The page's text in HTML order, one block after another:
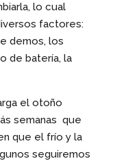
lo cual
factores:
demos, los
de batería, la
el otoño
semanas que
que el frío y la
seguiremos